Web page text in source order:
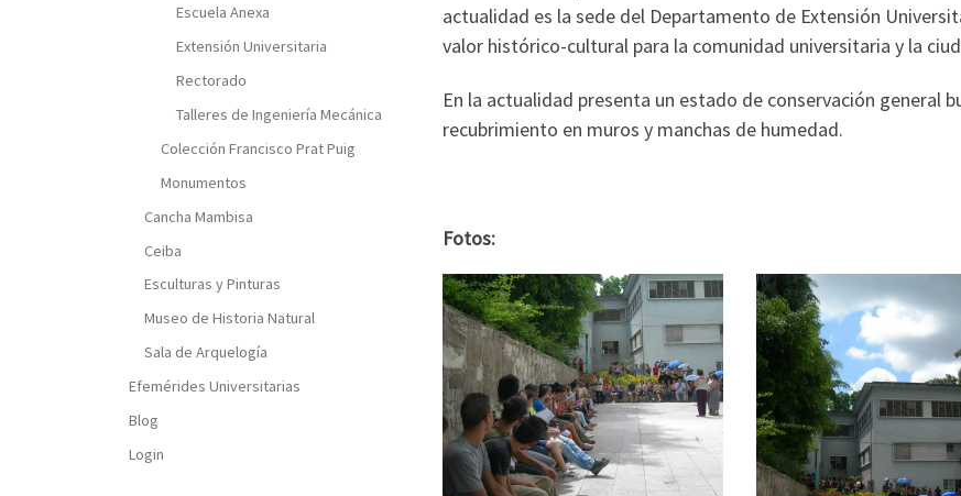
actualidad es la sede del Departamento de Extensión
valor histórico-cultural para la comunidad universitaria y la
En la actualidad presenta un estado de conservación general
recubrimiento en muros y manchas de humedad.
Fotos:
Escuela Anexa
Extensión Universitaria
Rectorado
Talleres de Ingeniería Mecánica
Colección Francisco Prat Puig
Monumentos
Cancha Mambisa
Ceiba
Esculturas y Pinturas
Museo de Historia Natural
Sala de Arquelogía
Efemérides Universitarias
Blog
Login